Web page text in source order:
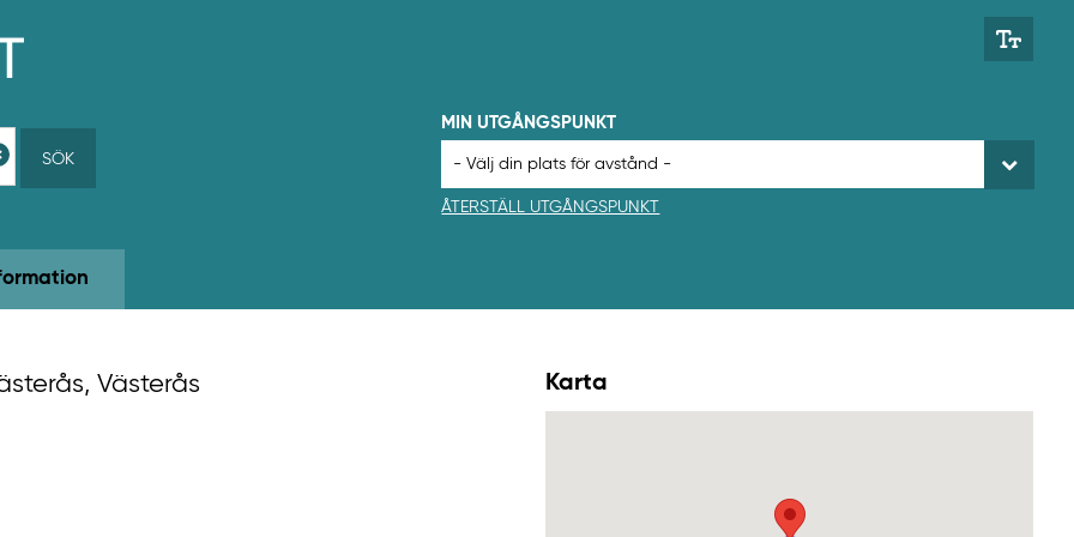
SÖK
MIN UTGÅNGSPUNKT
ÅTERSTÄLL UTGÅNGSPUNKT
Västerås Karta